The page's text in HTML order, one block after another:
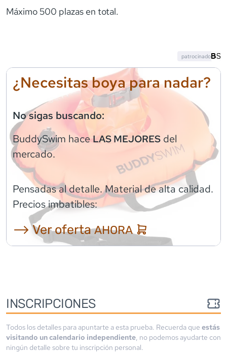
Máximo 500 plazas en total.
¿Necesitas boya para nadar?
No sigas buscando:
BuddySwim haceLAS MEJORES del
mercado.
Pensadas al detalle. Material de alta calidad.
Precios imbatibles:
⟶ Ver ofertaAHORA
patrocinado
INSCRIPCIONES
Todos los detalles para apuntarte a esta prueba. Recuerda que estás
visitando un calendario independiente, no podemos ayudarte con
ningún detalle sobre tu inscripción personal.